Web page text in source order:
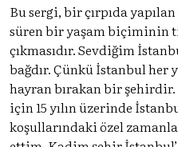
Bu sergi, bir çırpıda
süren bir yaşam biçiminin
çıkmasıdır. Sevdiğim
bağdır. Çünkü İstanbul her
hayran bırakan bir
için 15 yılın üzerinde
koşullarındaki özel